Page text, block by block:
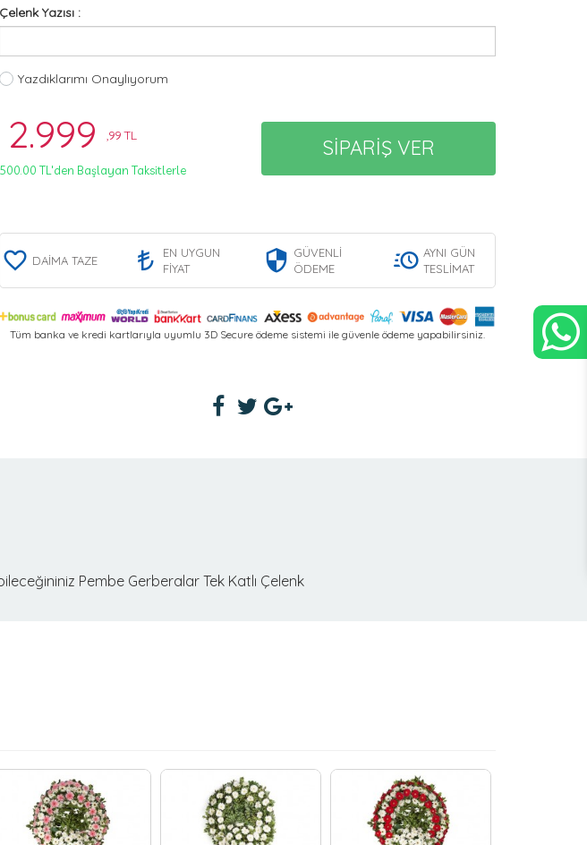
Çelenk Yazısı :
Yazdıklarımı Onaylıyorum
2.999 ,99 TL
500.00 TL'den Başlayan Taksitlerle
SİPARİŞ VER
DAİMA TAZE
EN UYGUN
FİYAT
GÜVENLİ
ÖDEME
AYNI GÜN
TESLİMAT
Tüm banka ve kredi kartlarıyla uyumlu 3D Secure ödeme sistemi ile güvenle ödeme yapabilirsiniz.
Pembe Gerberalar Tek Katlı Çelenk